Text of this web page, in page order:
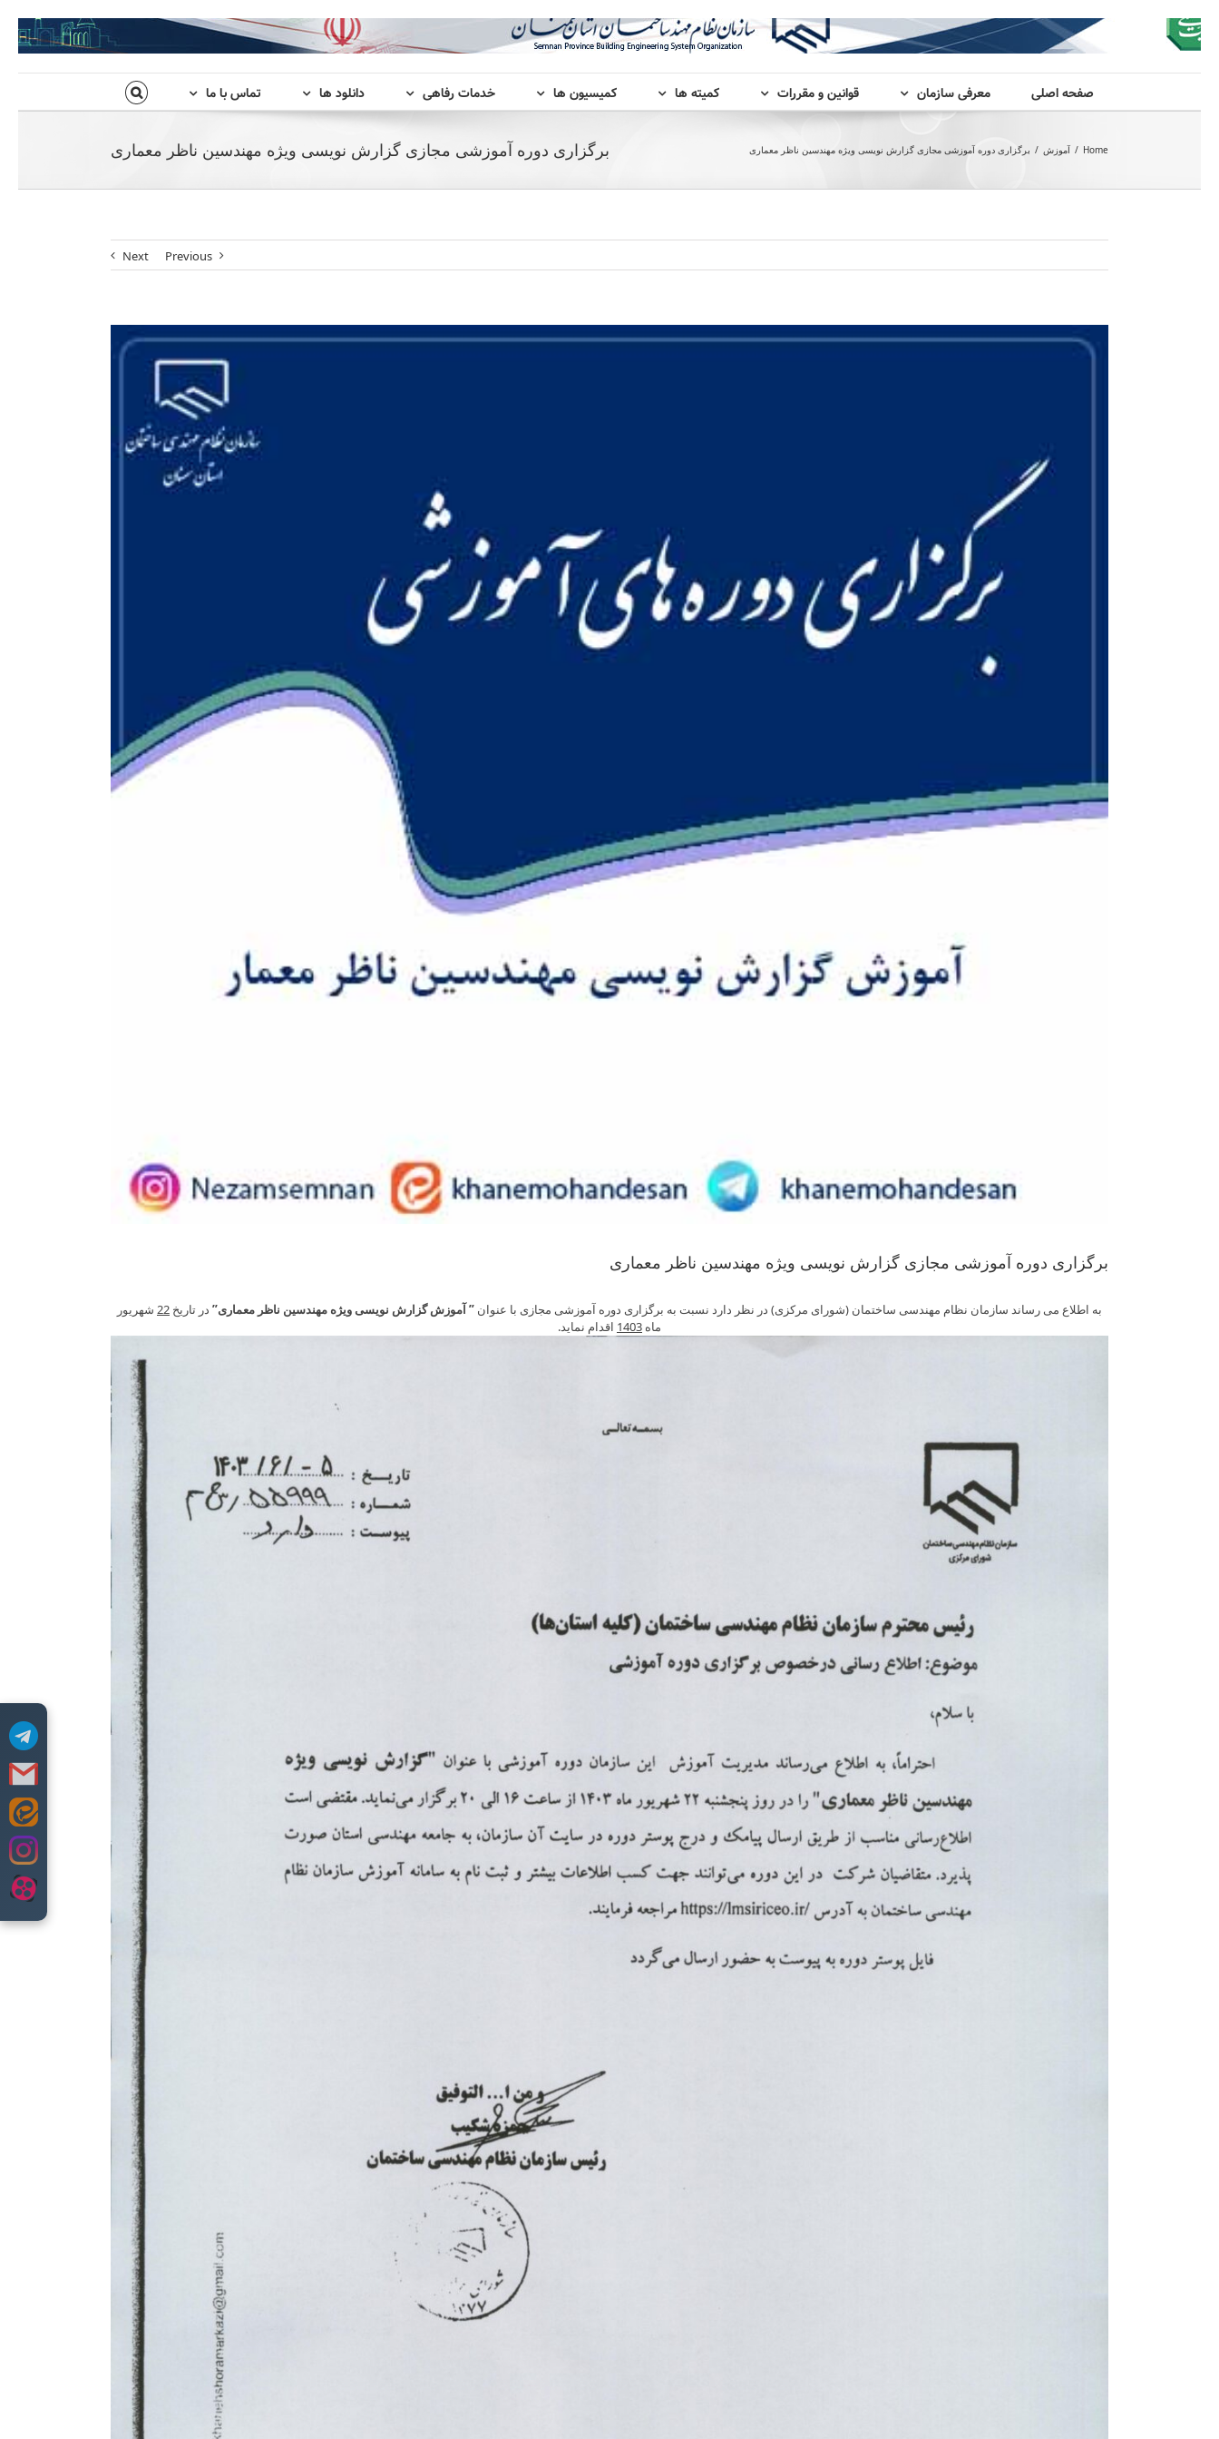
to
صفحه اصلی معرفی سازمان قوانین و مقررات کمیته ها کمیسیون ها خدمات رفاهی دانلود ها تماس با ما
برگزاری دوره آموزشی مجازی گزارش نویسی ویژه مهندسین ناظر معماری Home
/ آموزش / برگزاری دوره آموزشی مجازی گزارش نویسی ویژه مهندسین ناظر معماری
Previous
Next
Larger
برگزاری دوره آموزشی مجازی گزارش نویسی ویژه مهندسین ناظر معماری
به اطلاع می رساند سازمان نظام مهندسی ساختمان (شورای مرکزی) در نظر دارد نسبت به برگزاری دوره آموزشی مجازی با عنوان ” آموزش گزارش نویسی ویژه مهندسین ناظر معماری” در تاریخ 22 شهریور
ماه 1403 اقدام نماید.